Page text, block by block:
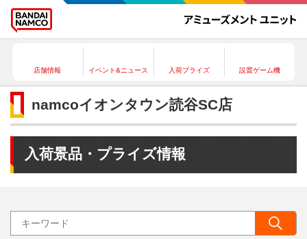
店舗情報 イベント&ニュース 入荷プライズ 設置ゲーム機
namcoイオンタウン読谷SC店
入荷景品・プライズ情報